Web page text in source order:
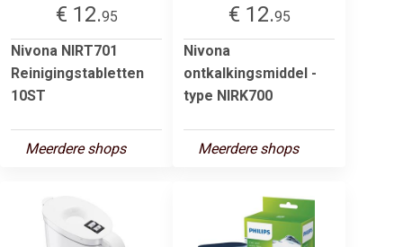
€ 12.95
Nivona NIRT701
Reinigingstabletten
10ST
Meerdere shops
€ 12.95
Nivona
ontkalkingsmiddel -
type NIRK700
Meerdere shops